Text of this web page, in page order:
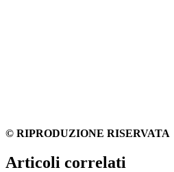
© RIPRODUZIONE RISERVATA
Articoli correlati